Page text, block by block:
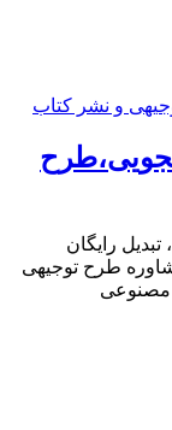
رایگان
طرح توجیهی
مصنوعی